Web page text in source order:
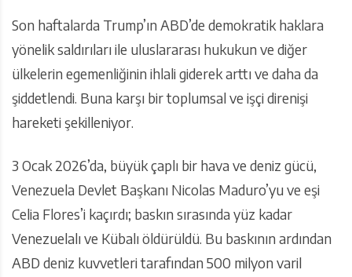
Son haftalarda Trump’ın ABD’de demokratik haklara
yönelik saldırıları ile uluslararası hukukun ve diğer
ülkelerin egemenliğinin ihlali giderek arttı ve daha da
şiddetlendi. Buna karşı bir toplumsal ve işçi direnişi
hareketi şekilleniyor.
3 Ocak 2026’da, büyük çaplı bir hava ve deniz gücü,
Venezuela Devlet Başkanı Nicolas Maduro’yu ve eşi
Celia Flores’i kaçırdı; baskın sırasında yüz kadar
Venezuelalı ve Kübalı öldürüldü. Bu baskının ardından
ABD deniz kuvvetleri tarafından 500 milyon varil